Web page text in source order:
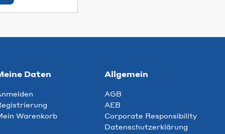
Daten
Warenkorb
Allgemein
AGB
AEB
Corporate Responsibility
Datenschutzerklärung